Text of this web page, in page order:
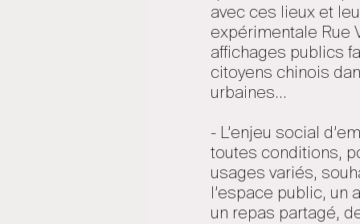
avec ces lieux et
expérimentale Rue
affichages publics
citoyens chinois
urbaines...
- L’enjeu social
toutes conditions,
usages variés,
l’espace public,
un repas partagé,